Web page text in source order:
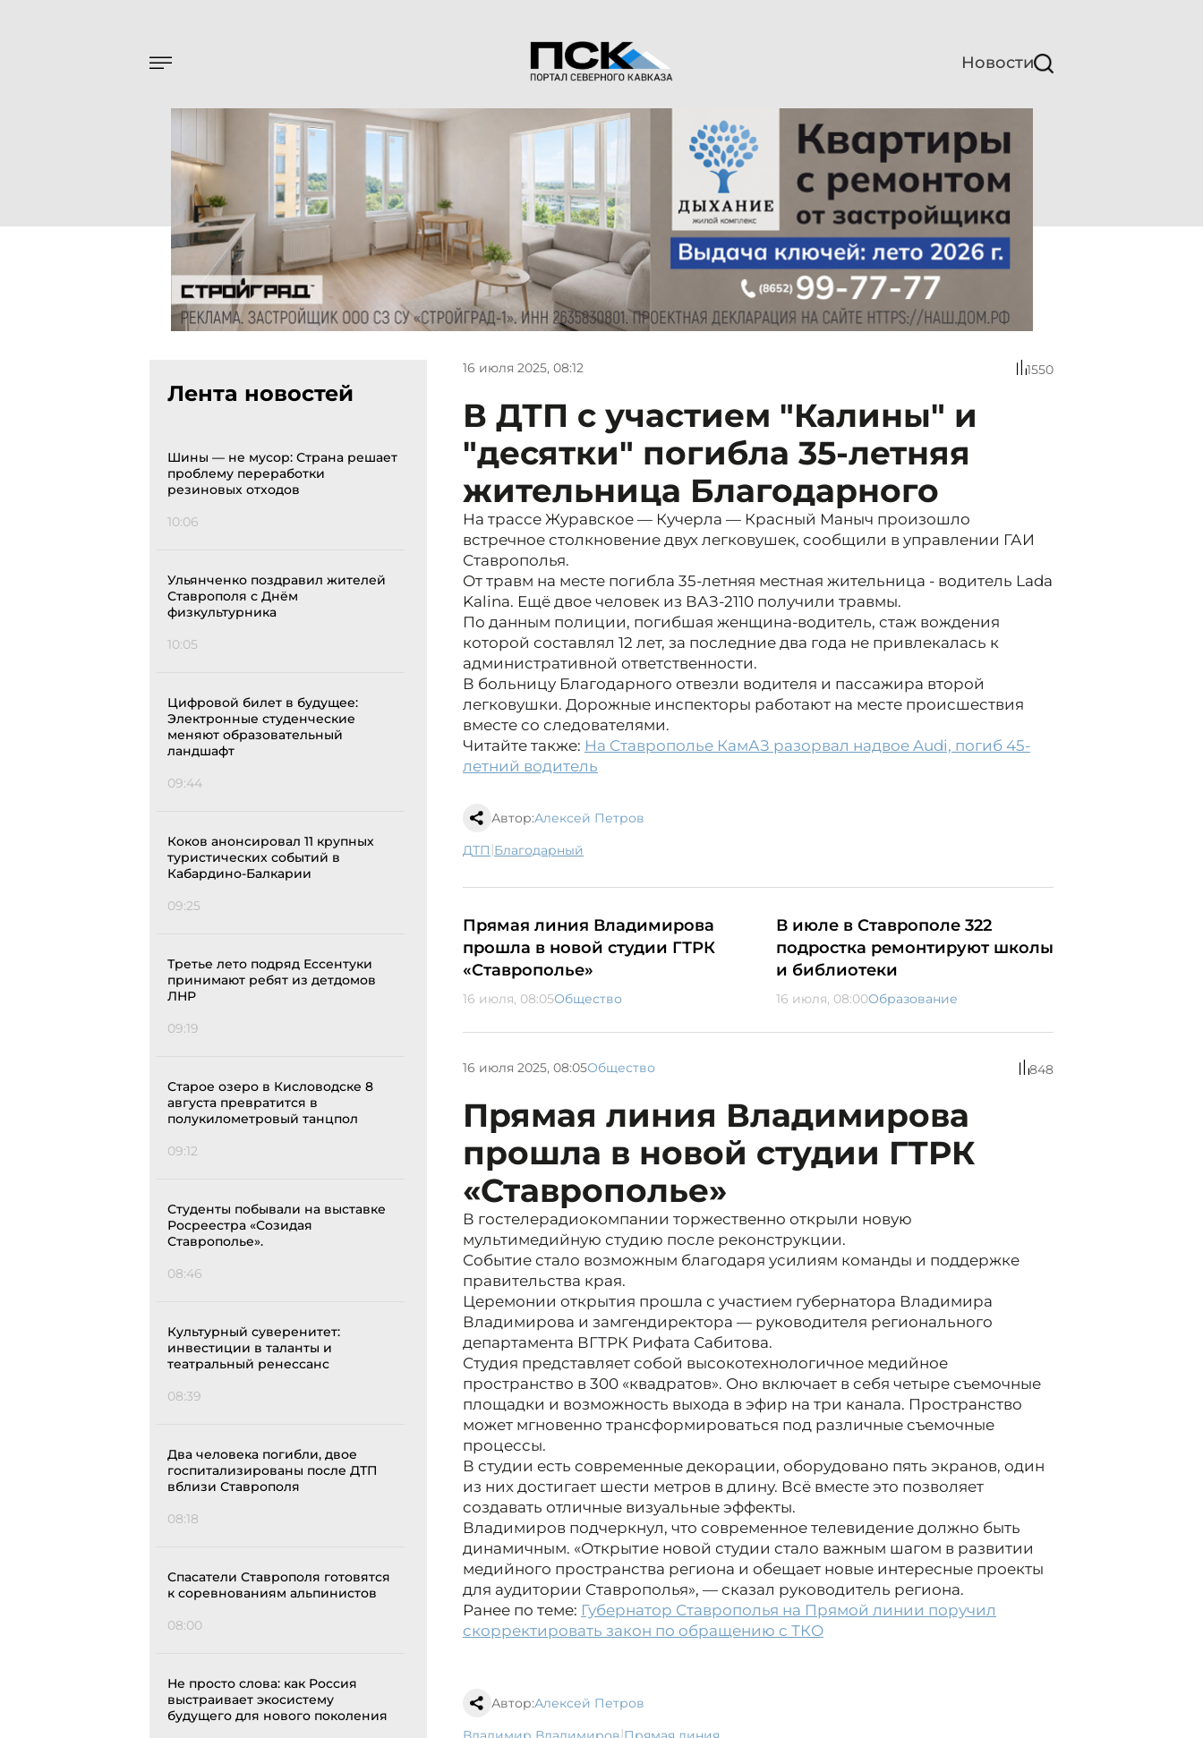
Новости
Лента новостей
Шины — не мусор: Страна решает
проблему переработки
резиновых отходов
10:06
Ульянченко поздравил жителей
Ставрополя с Днём
физкультурника
10:05
Цифровой билет в будущее:
Электронные студенческие
меняют образовательный
ландшафт
09:44
Коков анонсировал 11 крупных
туристических событий в
Кабардино-Балкарии
09:25
Третье лето подряд Ессентуки
принимают ребят из детдомов
ЛНР
09:19
Старое озеро в Кисловодске 8
августа превратится в
полукилометровый танцпол
09:12
Студенты побывали на выставке
Росреестра «Созидая
Ставрополье».
08:46
Культурный суверенитет:
инвестиции в таланты и
театральный ренессанс
08:39
Два человека погибли, двое
госпитализированы после ДТП
вблизи Ставрополя
08:18
Спасатели Ставрополя готовятся
к соревнованиям альпинистов
08:00
Не просто слова: как Россия
выстраивает экосистему
будущего для нового поколения
16 июля 2025, 08:12 1550
В ДТП с участием "Калины" и
"десятки" погибла 35-летняя
жительница Благодарного
На трассе Журавское — Кучерла — Красный Маныч произошло
встречное столкновение двух легковушек, сообщили в управлении ГАИ
Ставрополья.
От травм на месте погибла 35-летняя местная жительница - водитель Lada
Kalina. Ещё двое человек из ВАЗ-2110 получили травмы.
По данным полиции, погибшая женщина-водитель, стаж вождения
которой составлял 12 лет, за последние два года не привлекалась к
административной ответственности.
В больницу Благодарного отвезли водителя и пассажира второй
легковушки. Дорожные инспекторы работают на месте происшествия
вместе со следователями.
Читайте также: На Ставрополье КамАЗ разорвал надвое Audi, погиб 45-
летний водитель
Автор:Алексей Петров
ДТП | Благодарный
Прямая линия Владимирова
прошла в новой студии ГТРК
«Ставрополье»
16 июля, 08:05Общество
В июле в Ставрополе 322
подростка ремонтируют школы
и библиотеки
16 июля, 08:00Образование
16 июля 2025, 08:05Общество 848
Прямая линия Владимирова
прошла в новой студии ГТРК
«Ставрополье»
В гостелерадиокомпании торжественно открыли новую
мультимедийную студию после реконструкции.
Событие стало возможным благодаря усилиям команды и поддержке
правительства края.
Церемонии открытия прошла с участием губернатора Владимира
Владимирова и замгендиректора — руководителя регионального
департамента ВГТРК Рифата Сабитова.
Студия представляет собой высокотехнологичное медийное
пространство в 300 «квадратов». Оно включает в себя четыре съемочные
площадки и возможность выхода в эфир на три канала. Пространство
может мгновенно трансформироваться под различные съемочные
процессы.
В студии есть современные декорации, оборудовано пять экранов, один
из них достигает шести метров в длину. Всё вместе это позволяет
создавать отличные визуальные эффекты.
Владимиров подчеркнул, что современное телевидение должно быть
динамичным. «Открытие новой студии стало важным шагом в развитии
медийного пространства региона и обещает новые интересные проекты
для аудитории Ставрополья», — сказал руководитель региона.
Ранее по теме: Губернатор Ставрополья на Прямой линии поручил
скорректировать закон по обращению с ТКО
Автор:Алексей Петров
|